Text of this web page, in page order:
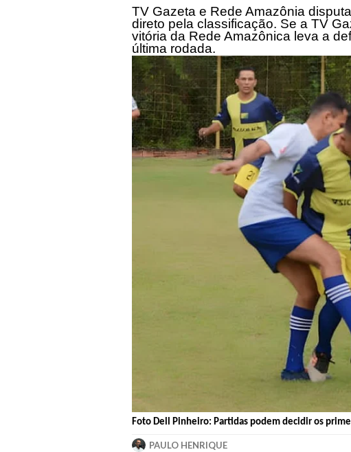
TV Gazeta e Rede Amazônia
direto pela classificação. Se a TV
vitória da Rede Amazônica leva a
última rodada.
Foto Dell Pinheiro: Partidas podem decidir os
PAULO HENRIQUE